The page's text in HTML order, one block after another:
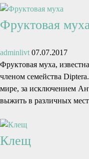
Фруктовая
adminlivt 07.07.2017
Фруктовая муха,
членом семейства
мире, за исключением
выжить в различных
Клещ